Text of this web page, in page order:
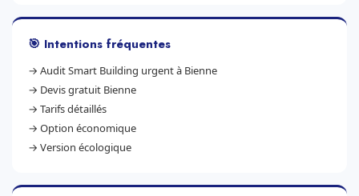
🎯 Intentions fréquentes
→ Audit Smart Building urgent à Bienne
→ Devis gratuit Bienne
→ Tarifs détaillés
→ Option économique
→ Version écologique